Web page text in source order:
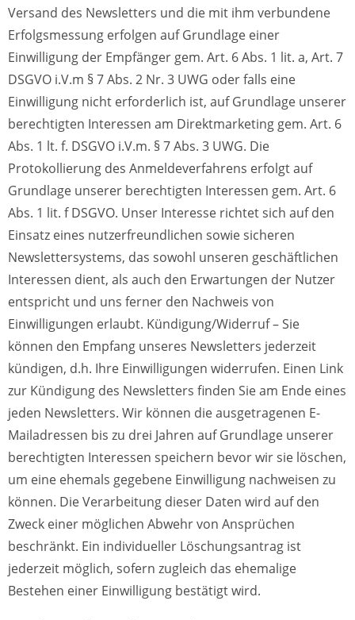
Versand des Newsletters und die mit ihm verbundene
Erfolgsmessung erfolgen auf Grundlage einer
Einwilligung der Empfänger gem. Art. 6 Abs. 1 lit. a, Art. 7
DSGVO i.V.m § 7 Abs. 2 Nr. 3 UWG oder falls eine
Einwilligung nicht erforderlich ist, auf Grundlage unserer
berechtigten Interessen am Direktmarketing gem. Art. 6
Abs. 1 lt. f. DSGVO i.V.m. § 7 Abs. 3 UWG. Die
Protokollierung des Anmeldeverfahrens erfolgt auf
Grundlage unserer berechtigten Interessen gem. Art. 6
Abs. 1 lit. f DSGVO. Unser Interesse richtet sich auf den
Einsatz eines nutzerfreundlichen sowie sicheren
Newslettersystems, das sowohl unseren geschäftlichen
Interessen dient, als auch den Erwartungen der Nutzer
entspricht und uns ferner den Nachweis von
Einwilligungen erlaubt. Kündigung/Widerruf – Sie
können den Empfang unseres Newsletters jederzeit
kündigen, d.h. Ihre Einwilligungen widerrufen. Einen Link
zur Kündigung des Newsletters finden Sie am Ende eines
jeden Newsletters. Wir können die ausgetragenen E-
Mailadressen bis zu drei Jahren auf Grundlage unserer
berechtigten Interessen speichern bevor wir sie löschen,
um eine ehemals gegebene Einwilligung nachweisen zu
können. Die Verarbeitung dieser Daten wird auf den
Zweck einer möglichen Abwehr von Ansprüchen
beschränkt. Ein individueller Löschungsantrag ist
jederzeit möglich, sofern zugleich das ehemalige
Bestehen einer Einwilligung bestätigt wird.